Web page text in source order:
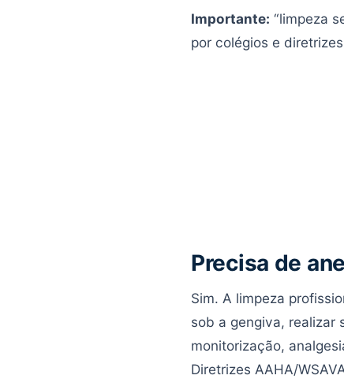
Importante: “limpeza
por colégios e
Precisa de
Sim. A limpeza
sob a gengiva, realizar
monitorização,
Diretrizes AAHA/